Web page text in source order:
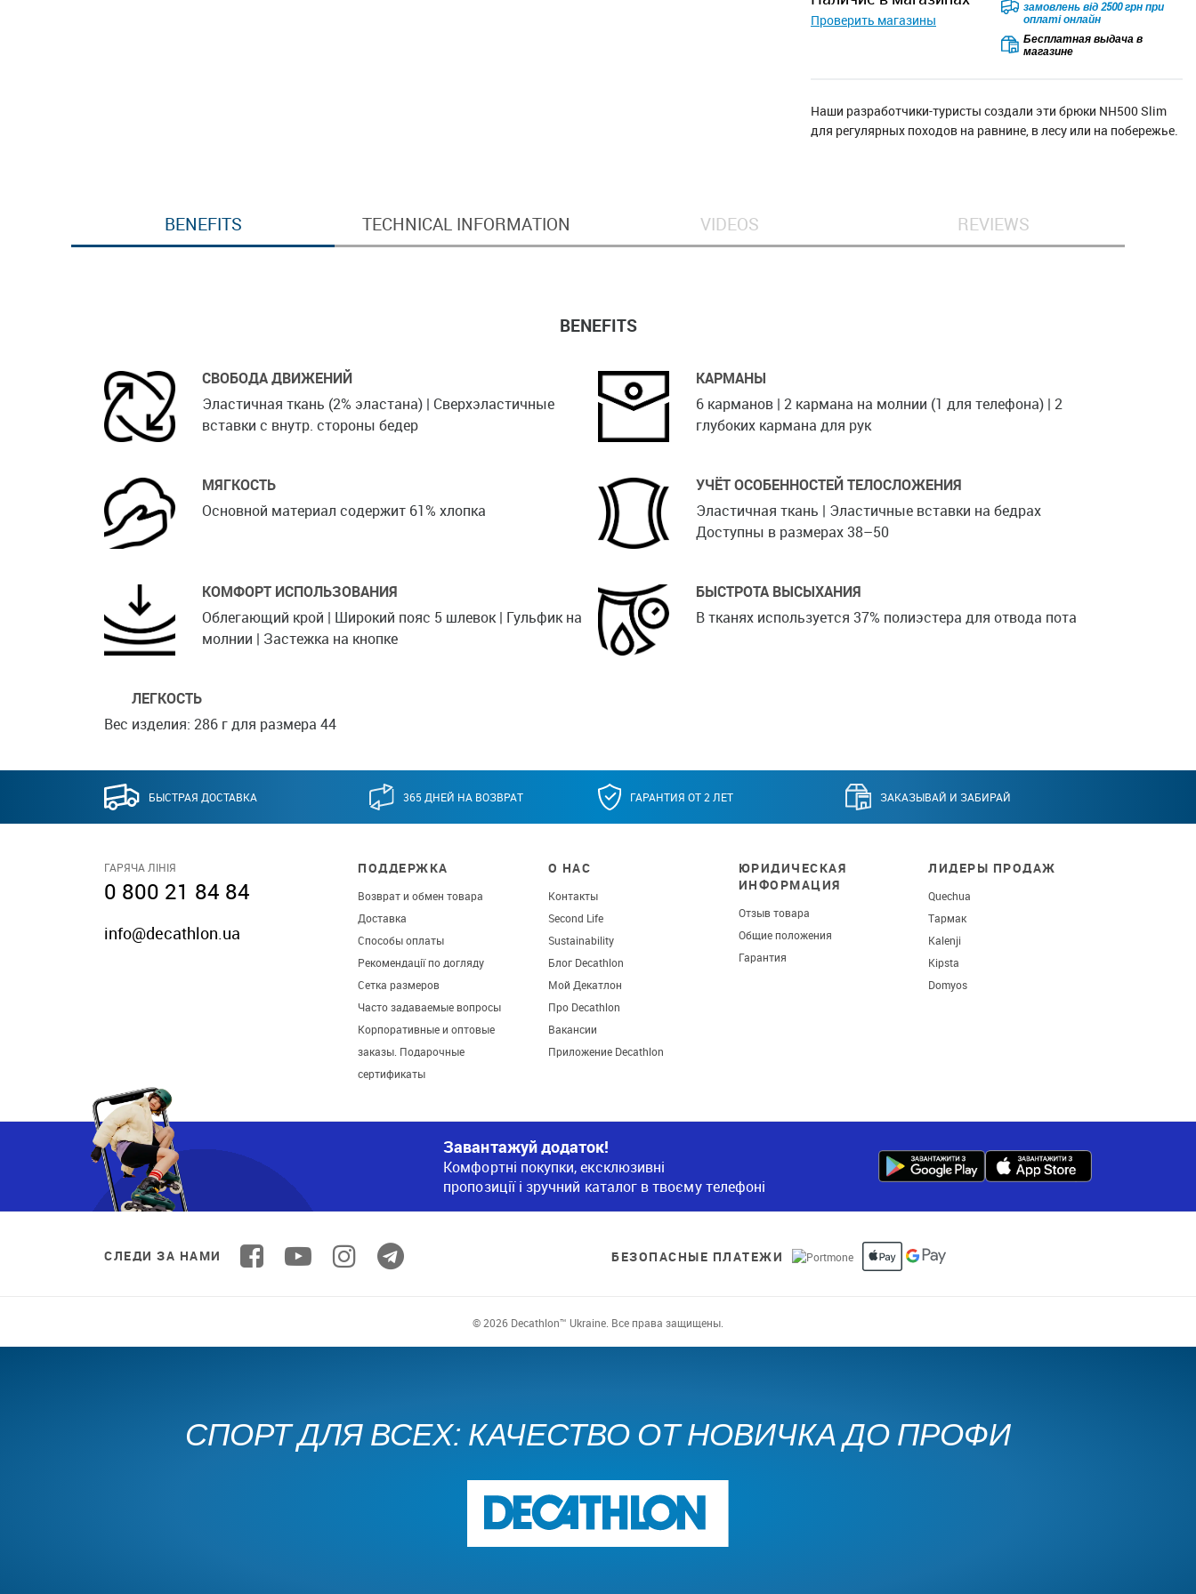
Проверить магазины
замовлень від 2500 грн при
оплаті онлайн
Бесплатная выдача в
магазине
Наши разработчики-туристы создали эти брюки NH500 Slim
для регулярных походов на равнине, в лесу или на побережье.
BENEFITS TECHNICAL INFORMATION VIDEOS REVIEWS
BENEFITS
СВОБОДА ДВИЖЕНИЙ
Эластичная ткань (2% эластана) | Сверхэластичные
вставки с внутр. стороны бедер
КАРМАНЫ
6 карманов | 2 кармана на молнии (1 для телефона) | 2
глубоких кармана для рук
МЯГКОСТЬ
Основной материал содержит 61% хлопка
УЧЁТ ОСОБЕННОСТЕЙ ТЕЛОСЛОЖЕНИЯ
Эластичная ткань | Эластичные вставки на бедрах
Доступны в размерах 38–50
КОМФОРТ ИСПОЛЬЗОВАНИЯ
Облегающий крой | Широкий пояс 5 шлевок | Гульфик на
молнии | Застежка на кнопке
БЫСТРОТА ВЫСЫХАНИЯ
В тканях используется 37% полиэстера для отвода пота
ЛЕГКОСТЬ
Вес изделия: 286 г для размера 44
БЫСТРАЯ ДОСТАВКА 365 ДНЕЙ НА ВОЗВРАТ ГАРАНТИЯ ОТ 2 ЛЕТ ЗАКАЗЫВАЙ И ЗАБИРАЙ
ГАРЯЧА ЛІНІЯ
0 800 21 84 84
info@decathlon.ua
ПОДДЕРЖКА
Возврат и обмен товара
Доставка
Способы оплаты
Рекомендації по догляду
Сетка размеров
Часто задаваемые вопросы
Корпоративные и оптовые
заказы. Подарочные
сертификаты
О НАС
Контакты
Second Life
Sustainability
Блог Decathlon
Мой Декатлон
Про Decathlon
Вакансии
Приложение Decathlon
ЮРИДИЧЕСКАЯ
ИНФОРМАЦИЯ
Отзыв товара
Общие положения
Гарантия
ЛИДЕРЫ ПРОДАЖ
Quechua
Тармак
Kalenji
Kipsta
Domyos
Завантажуй додаток!
Комфортні покупки, ексклюзивні
пропозиції і зручний каталог в твоєму телефоні
СЛЕДИ ЗА НАМИ БЕЗОПАСНЫЕ ПЛАТЕЖИ
© 2026 Decathlon™ Ukraine. Все права защищены.
СПОРТ ДЛЯ ВСЕХ: КАЧЕСТВО ОТ НОВИЧКА ДО ПРОФИ